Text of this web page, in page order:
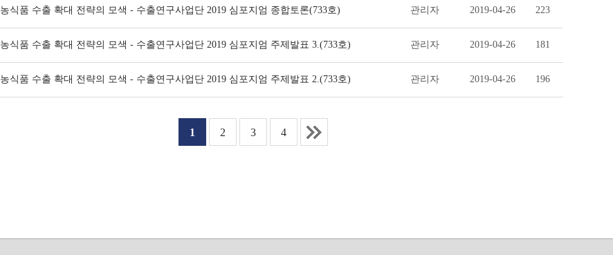
농식품 수출 확대 전략의 모색 - 수출연구사업단 2019 심포지엄 종합토론(733호) 관리자 2019-04-26 223
농식품 수출 확대 전략의 모색 - 수출연구사업단 2019 심포지엄 주제발표 3.(733호) 관리자 2019-04-26 181
농식품 수출 확대 전략의 모색 - 수출연구사업단 2019 심포지엄 주제발표 2.(733호) 관리자 2019-04-26 196
1 2 3 4